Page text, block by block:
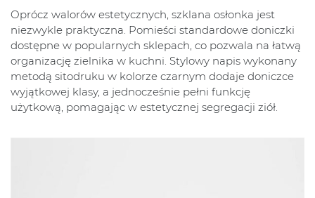
Oprócz walorów estetycznych, szklana osłonka jest
niezwykle praktyczna. Pomieści standardowe doniczki
dostępne w popularnych sklepach, co pozwala na łatwą
organizację zielnika w kuchni. Stylowy napis wykonany
metodą sitodruku w kolorze czarnym dodaje doniczce
wyjątkowej klasy, a jednocześnie pełni funkcję
użytkową, pomagając w estetycznej segregacji ziół.